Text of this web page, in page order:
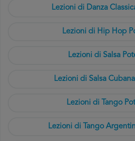
Lezioni di Danza
Lezioni di Hip Hop
Lezioni di Salsa
Lezioni di Salsa
Lezioni di Tango
Lezioni di Tango